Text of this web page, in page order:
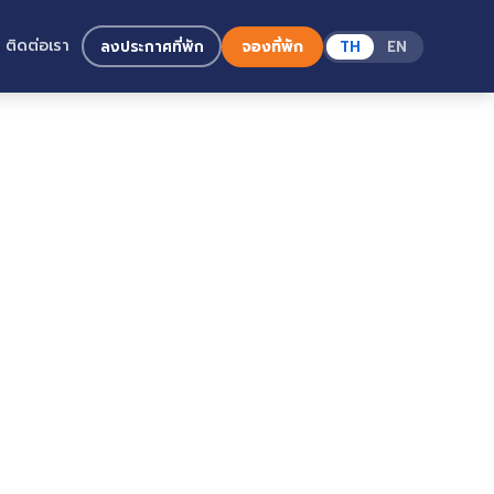
ติดต่อเรา ลงประกาศที่พัก จองที่พัก TH EN